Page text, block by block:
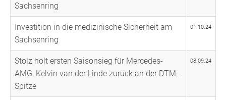
Sachsenring
Investition in die medizinische Sicherheit am
Sachsenring
01.10.24
Stolz holt ersten Saisonsieg für Mercedes-
AMG, Kelvin van der Linde zurück an der DTM-
Spitze
08.09.24